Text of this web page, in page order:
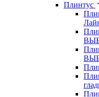
Плинтус